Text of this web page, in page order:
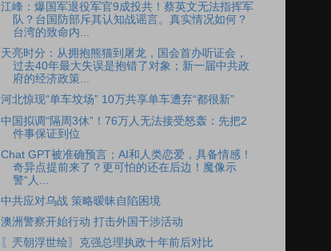
江峰：爆国军退役军官9成投共！蔡英文无法指挥军
队？台国防部斥其认知战谣言。真实情况如何？
台湾的致命内...
天亮时分：从拥抱熊猫到屠龙，国会首办听证会，
过去40年最大失误是抱错了对象；新一届中共政
府的经济政策...
河北惊现“单车坟场” 10万共享单车遭弃“都很新”
中国拟调“隔周3休”！76万人无法接受怒轰：先把2
件事保证到位
Chat GPT被准确预言；AI和人类恋爱，具备情感！
奇异点提前来了？更可怕的还在后边！魔像示
警“人...
中共应对乌战 策略暧昧自陷困境
澳洲警察开始行动 打击外国干涉活动
〖兲朝浮世绘〗克强总理执政十年前后对比